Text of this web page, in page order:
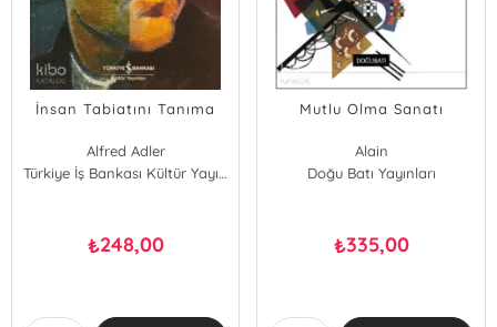
İnsan Tabiatını Tanıma
Alfred Adler
Türkiye İş Bankası Kültür Yayınları
₺248,00
Mutlu Olma Sanatı
Alain
Doğu Batı Yayınları
₺335,00